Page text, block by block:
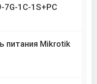
7G-1C-1S+PC
питания Mikrotik